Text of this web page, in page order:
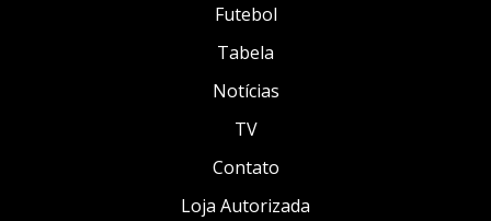
Futebol
Tabela
Notícias
TV
Contato
Loja Autorizada